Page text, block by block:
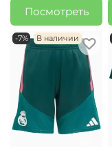
Посмотреть
-7% В наличии